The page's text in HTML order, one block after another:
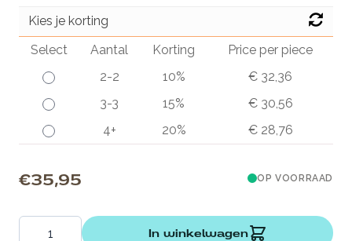
Kies je korting
Select
Aantal Korting
Price per piece
2-2
10%
€ 32,36
3-3
15%
€ 30,56
4+
20% € 28,76
€ 35,95 OP VOORRAAD
Aantal
In winkelwagen